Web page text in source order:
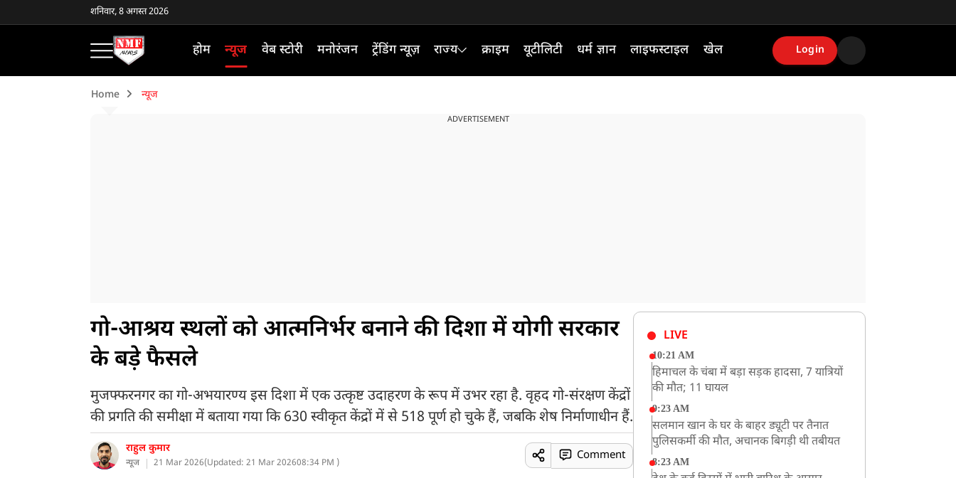
शनिवार, 8 अगस्त 2026
होम न्यूज वेब स्टोरी मनोरंजन ट्रेंडिंग न्यूज़ राज्य क्राइम यूटीलिटी धर्म ज्ञान लाइफस्टाइल खेल Login
Home न्यूज
ADVERTISEMENT
गो-आश्रय स्थलों को आत्मनिर्भर बनाने की दिशा में योगी सरकार
के बड़े फैसले
मुजफ्फरनगर का गो-अभयारण्य इस दिशा में एक उत्कृष्ट उदाहरण के रूप में उभर रहा है. वृहद गो-संरक्षण केंद्रों
की प्रगति की समीक्षा में बताया गया कि 630 स्वीकृत केंद्रों में से 518 पूर्ण हो चुके हैं, जबकि शेष निर्माणाधीन हैं.
राहुल कुमार
न्यूज 21 Mar 2026(Updated: 21 Mar 202608:34 PM )
Comment
LIVE
10:21 AM
हिमाचल के चंबा में बड़ा सड़क हादसा, 7 यात्रियों
की मौत; 11 घायल
9:23 AM
सलमान खान के घर के बाहर ड्यूटी पर तैनात
पुलिसकर्मी की मौत, अचानक बिगड़ी थी तबीयत
8:23 AM